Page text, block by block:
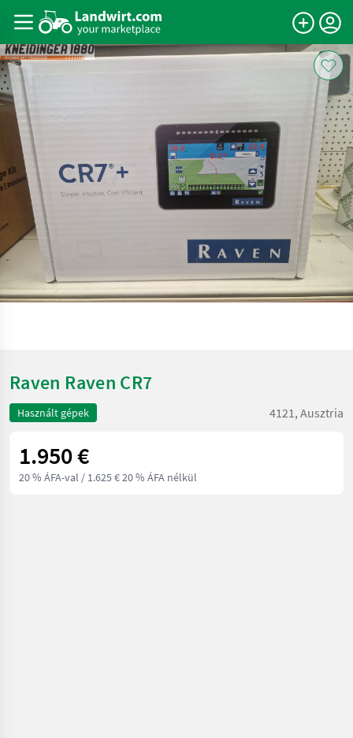
Raven Raven CR7
Használt gépek 4121, Ausztria
1.950 €
20 % ÁFA-val / 1.625 € 20 % ÁFA nélkül